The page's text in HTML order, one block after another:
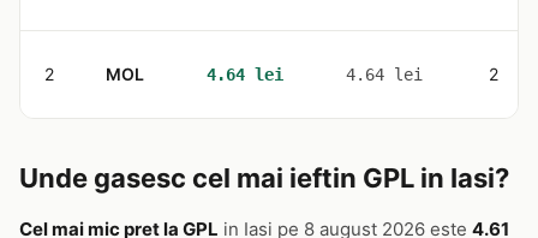
2 MOL 4.64 lei 4.64 lei 2
Unde gasesc cel mai ieftin GPL in Iasi?
Cel mai mic pret la GPL in Iasi pe 8 august 2026 este 4.61